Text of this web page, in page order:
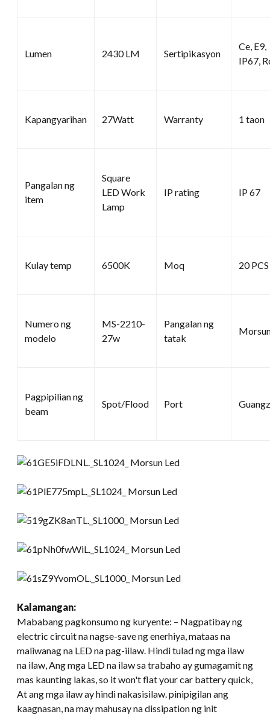
Lumen 2430 LM Sertipikasyon
Ce, E9,
IP67,
Kapangyarihan 27Watt Warranty 1 taon
Pangalan ng
item
Square
LED Work
Lamp
IP rating IP 67
Kulay temp 6500K Moq 20 PCS
Numero ng
modelo
MS-2210-
27w
Pangalan ng
tatak
Pagpipilian ng
beam
Spot/Flood Port
Kalamangan:
Mababang pagkonsumo ng kuryente: – Nagpatibay ng
electric circuit na nagse-save ng enerhiya, mataas na
maliwanag na LED na pag-iilaw. Hindi tulad ng mga ilaw
na ilaw, Ang mga LED na ilaw sa trabaho ay gumagamit ng
mas kaunting lakas, so it won't flat your car battery quick
At ang mga ilaw ay hindi nakasisilaw. pinipigilan ang
kaagnasan, na may mahusay na dissipation ng init